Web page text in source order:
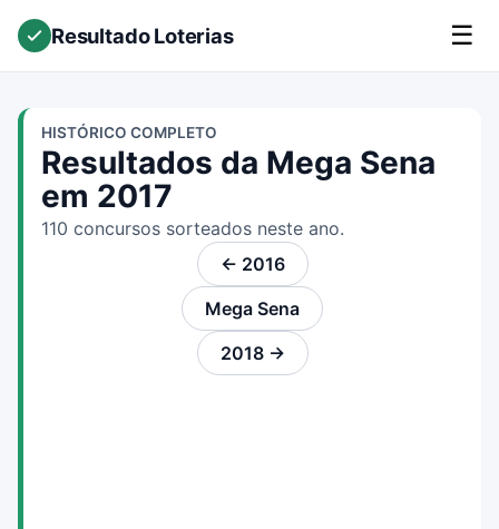
Resultado Loterias ☰
HISTÓRICO COMPLETO
Resultados da Mega Sena
em 2017
110 concursos sorteados neste ano.
← 2016
Mega Sena
2018 →